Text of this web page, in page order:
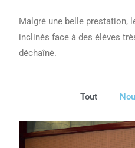
Malgré une belle prestation,
inclinés face à des élèves
déchaîné.
Tout